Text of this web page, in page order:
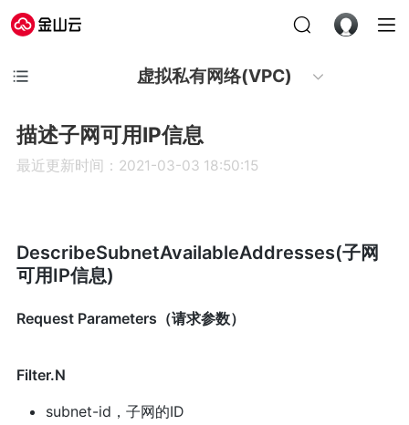
虚拟私有网络(VPC)
描述子网可用IP信息
最近更新时间：2021-03-03 18:50:15
DescribeSubnetAvailableAddresses(子网
可用IP信息)
Request Parameters（请求参数）
Filter.N
subnet-id，子网的ID